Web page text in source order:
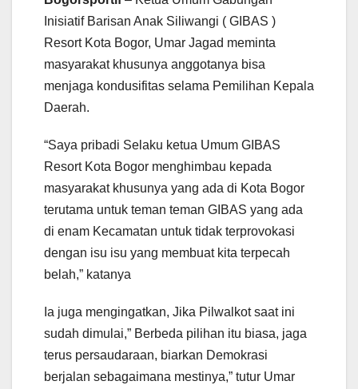
Inisiatif Barisan Anak Siliwangi ( GIBAS )
Resort Kota Bogor, Umar Jagad meminta
masyarakat khusunya anggotanya bisa
menjaga kondusifitas selama Pemilihan Kepala
Daerah.
“Saya pribadi Selaku ketua Umum GIBAS
Resort Kota Bogor menghimbau kepada
masyarakat khusunya yang ada di Kota Bogor
terutama untuk teman teman GIBAS yang ada
di enam Kecamatan untuk tidak terprovokasi
dengan isu isu yang membuat kita terpecah
belah,” katanya
Ia juga mengingatkan, Jika Pilwalkot saat ini
sudah dimulai,” Berbeda pilihan itu biasa, jaga
terus persaudaraan, biarkan Demokrasi
berjalan sebagaimana mestinya,” tutur Umar